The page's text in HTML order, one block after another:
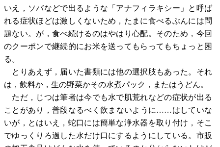
いえ，ソバなどで出るような「アナフィラキシー」と呼ば
れる症状ほどは激しくないため，たまに食べるぶんには問
題ない。が，食べ続けるのはやはり心配。そのため，今回
のクーポンで継続的にお米を送ってもらってもちょっと困
る。
とりあえず，届いた書類には他の選択肢もあった。それ
は，飲料か，生の野菜かその水煮パック，またはうどん。
ただ，じつは筆者は今でも水で肌荒れなどの症状が出る
ことがあり，普段なるべく飲まないように……はしていな
いが，とはいえ，蛇口には簡単な浄水器を取り付け，そこ
でゆっくりろ過した水だけ口にするようにしている。市販